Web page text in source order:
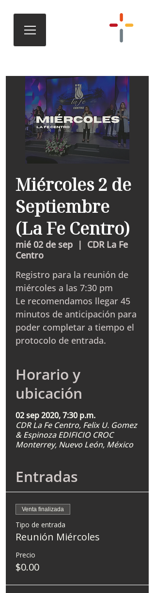
Miércoles 2 de
Septiembre
(La Fe Centro)
mié 02 de sep
  |
CDR La Fe
Centro
Registro para la reunión de
miércoles a las 7:30 pm
Le recomendamos llegar 45
minutos de anticipación para
poder completar a tiempo el
protocolo de entrada.
Horario y
ubicación
02 sep 2020, 7:30 p.m.
CDR La Fe Centro, Felix U. Gomez
& Espinoza EDIFICIO CROC
Monterrey, Nuevo León, México
Entradas
Venta finalizada
Tipo de entrada
Reunión Miércoles
Precio
$0.00